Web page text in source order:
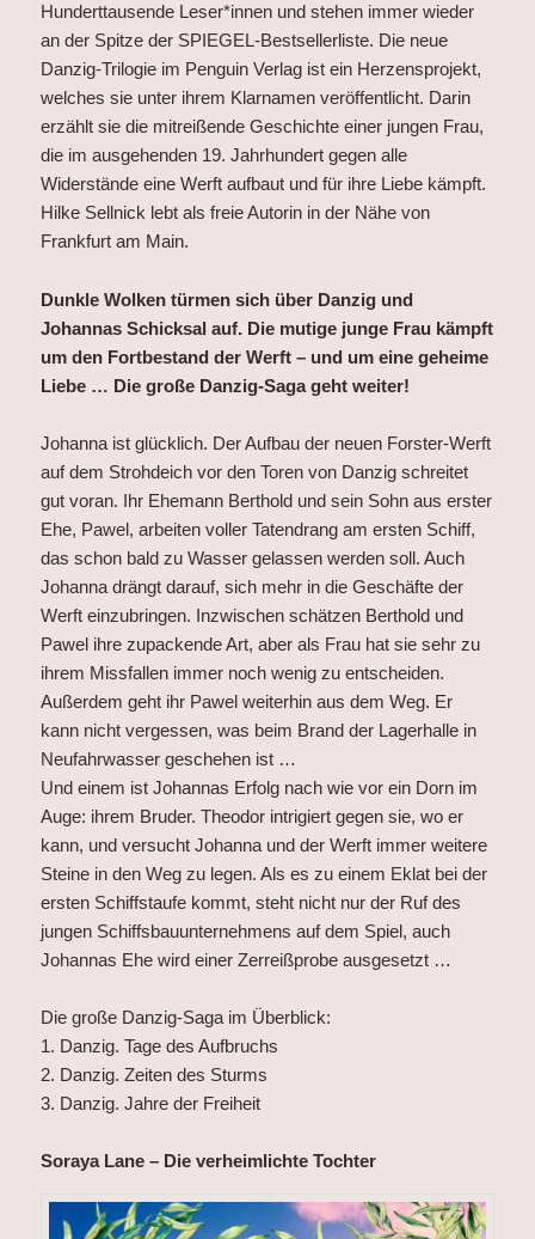
Hunderttausende Leser*innen und stehen immer wieder
an der Spitze der SPIEGEL-Bestsellerliste. Die neue
Danzig-Trilogie im Penguin Verlag ist ein Herzensprojekt,
welches sie unter ihrem Klarnamen veröffentlicht. Darin
erzählt sie die mitreißende Geschichte einer jungen Frau,
die im ausgehenden 19. Jahrhundert gegen alle
Widerstände eine Werft aufbaut und für ihre Liebe kämpft.
Hilke Sellnick lebt als freie Autorin in der Nähe von
Frankfurt am Main.
Dunkle Wolken türmen sich über Danzig und
Johannas Schicksal auf. Die mutige junge Frau kämpft
um den Fortbestand der Werft – und um eine geheime
Liebe … Die große Danzig-Saga geht weiter!
Johanna ist glücklich. Der Aufbau der neuen Forster-Werft
auf dem Strohdeich vor den Toren von Danzig schreitet
gut voran. Ihr Ehemann Berthold und sein Sohn aus erster
Ehe, Pawel, arbeiten voller Tatendrang am ersten Schiff,
das schon bald zu Wasser gelassen werden soll. Auch
Johanna drängt darauf, sich mehr in die Geschäfte der
Werft einzubringen. Inzwischen schätzen Berthold und
Pawel ihre zupackende Art, aber als Frau hat sie sehr zu
ihrem Missfallen immer noch wenig zu entscheiden.
Außerdem geht ihr Pawel weiterhin aus dem Weg. Er
kann nicht vergessen, was beim Brand der Lagerhalle in
Neufahrwasser geschehen ist …
Und einem ist Johannas Erfolg nach wie vor ein Dorn im
Auge: ihrem Bruder. Theodor intrigiert gegen sie, wo er
kann, und versucht Johanna und der Werft immer weitere
Steine in den Weg zu legen. Als es zu einem Eklat bei der
ersten Schiffstaufe kommt, steht nicht nur der Ruf des
jungen Schiffsbauunternehmens auf dem Spiel, auch
Johannas Ehe wird einer Zerreißprobe ausgesetzt …
Die große Danzig-Saga im Überblick:
1. Danzig. Tage des Aufbruchs
2. Danzig. Zeiten des Sturms
3. Danzig. Jahre der Freiheit
Soraya Lane – Die verheimlichte Tochter